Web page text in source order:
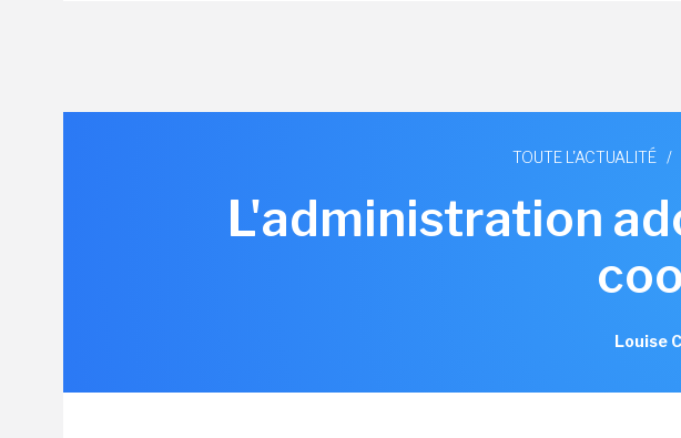
TOUTE L'ACTUALITÉ /
L'administration
Louise